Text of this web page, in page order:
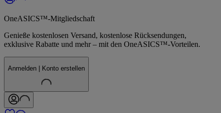
OneASICS™-Mitgliedschaft
Genieße kostenlosen Versand, kostenlose Rücksendungen,
exklusive Rabatte und mehr – mit den OneASICS™-Vorteilen.
Anmelden | Konto erstellen